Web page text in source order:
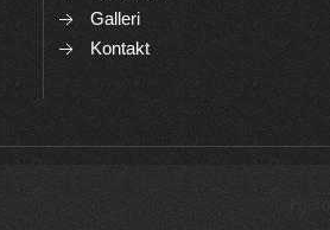
Galleri
Kontakt